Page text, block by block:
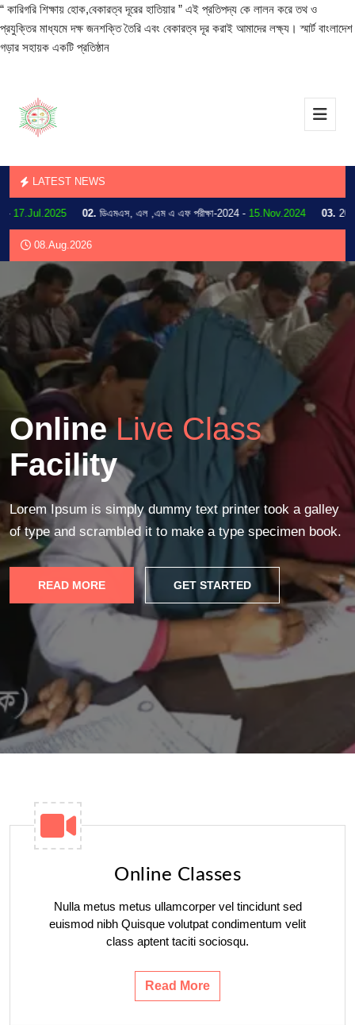
“ কারিগরি শিক্ষায় হোক,বেকারত্ব দূরের হাতিয়ার ” এই প্রতিপদ্য কে লালন করে তথ ও
প্রযুক্তির মাধ্যমে দক্ষ জনশক্তি তৈরি এবং বেকারত্ব দূর করাই আমাদের লক্ষ্য। স্মার্ট বাংলাদেশ
গড়ার সহায়ক একটি প্রতিষ্ঠান
LATEST NEWS
02. ডিএমএস, এল ,এম এ এফ পরীক্ষা-2024 -15.Nov.2024 03. 2024
08.Aug.2026
OnlineLive Class
Facility
Lorem Ipsum is simply dummy text printer took a galley
of type and scrambled it to make a type specimen book.
READ MORE GET STARTED
Online Classes
Nulla metus metus ullamcorper vel tincidunt sed
euismod nibh Quisque volutpat condimentum velit
class aptent taciti sociosqu.
Read More